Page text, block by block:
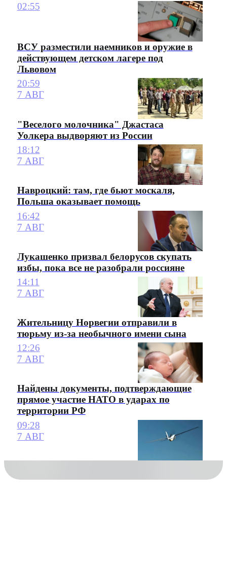
02:55
ВСУ разместили наемников и оружие в
действующем детском лагере под
Львовом
20:59
7 АВГ
"Веселого молочника" Джастаса
Уолкера выдворяют из России
18:12
7 АВГ
Навроцкий: там, где бьют москаля,
Польша оказывает помощь
16:42
7 АВГ
Лукашенко призвал белорусов скупать
избы, пока все не разобрали россияне
14:11
7 АВГ
Жительницу Норвегии отправили в
тюрьму из-за необычного имени сына
12:26
7 АВГ
Найдены документы, подтверждающие
прямое участие НАТО в ударах по
территории РФ
09:28
7 АВГ